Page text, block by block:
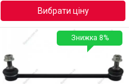
Вибрати ціну
Знижка 8%